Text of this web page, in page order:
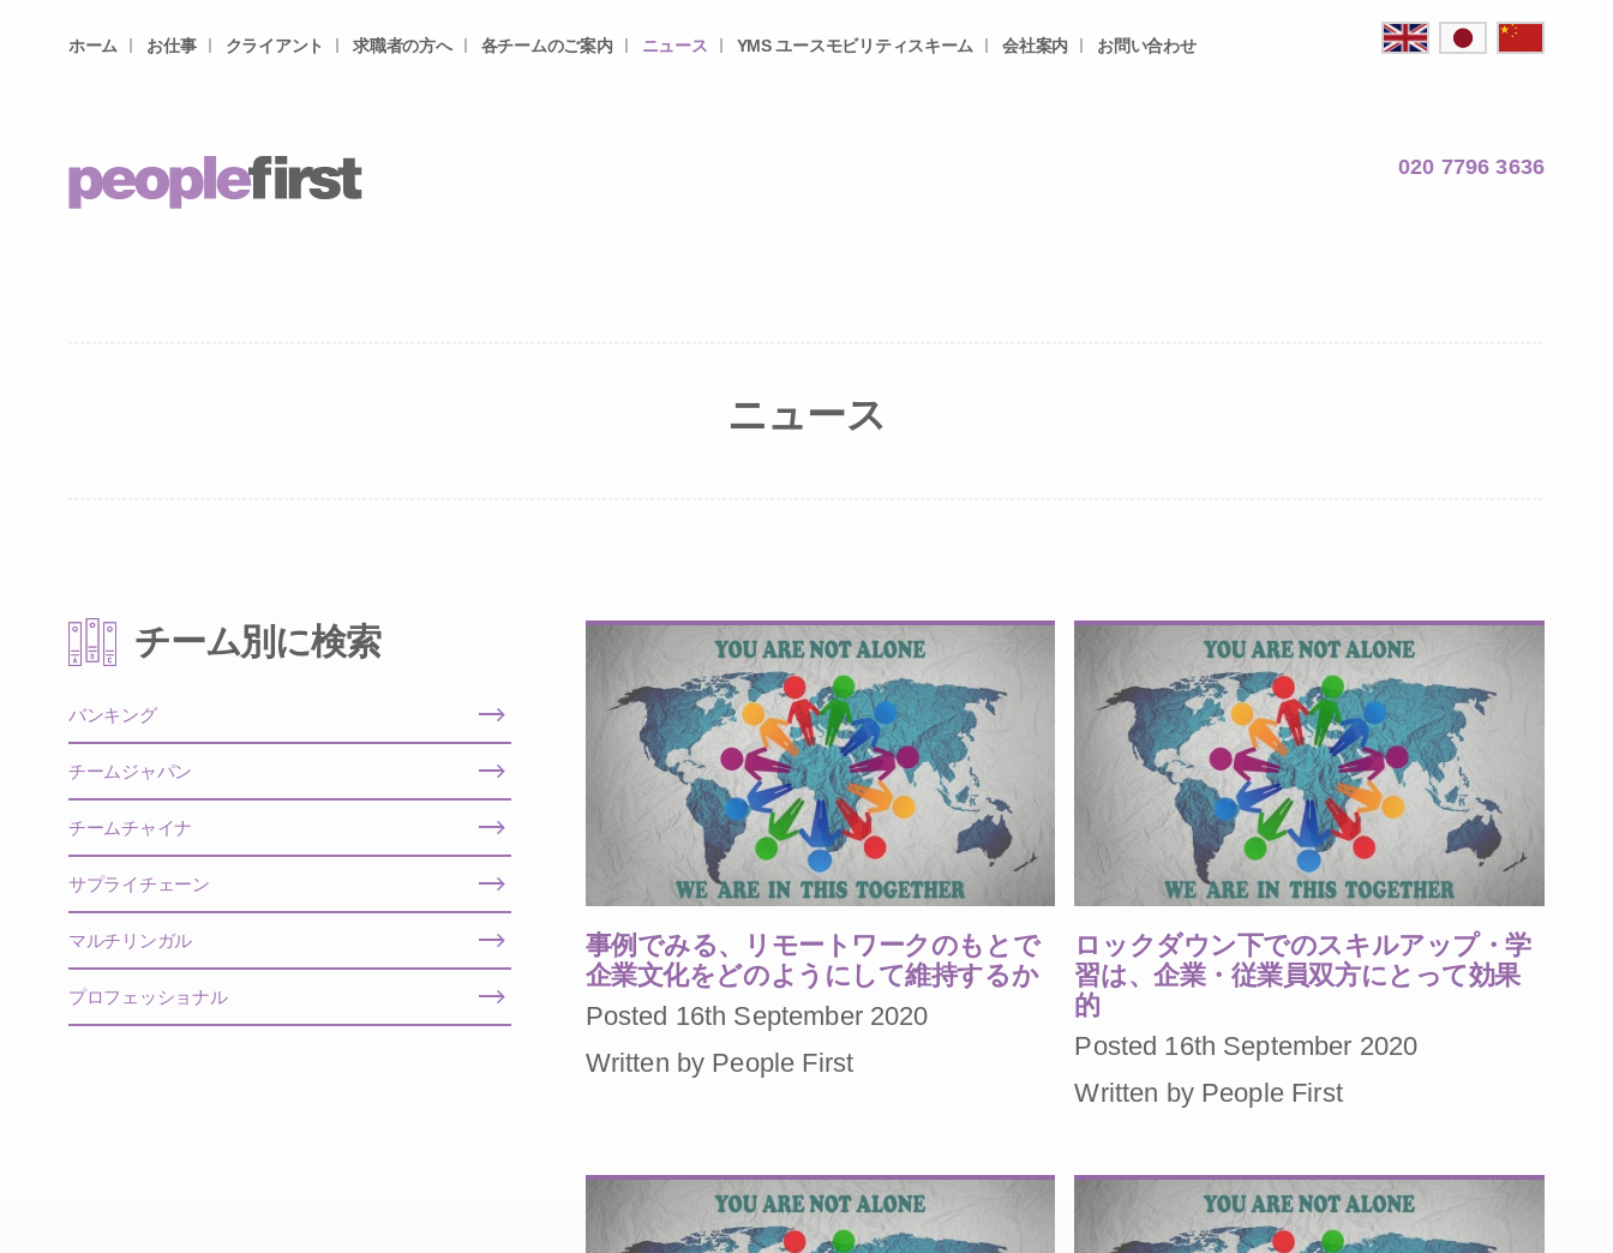
ホーム お仕事 クライアント 求職者の方へ 各チームのご案内 ニュース YMS ユースモビリティスキーム 会社案内 お問い合わせ
020 7796 3636
ニュース
事例でみる、リモートワークのもとで
企業文化をどのようにして維持するか
Posted 16th September 2020
Written by People First
ロックダウン下でのスキルアップ・学
習は、企業・従業員双方にとって効果
的
Posted 16th September 2020
Written by People First
チーム別に検索
バンキング
チームジャパン
チームチャイナ
サプライチェーン
マルチリンガル
プロフェッショナル